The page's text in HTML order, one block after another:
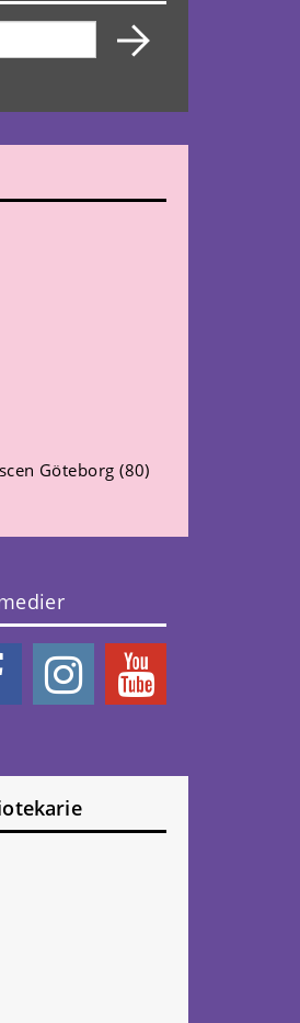
Göteborg (80)